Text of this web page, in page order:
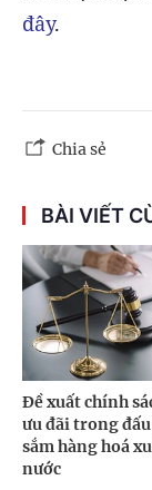
đây.
Chia sẻ
BÀI VIẾT
Đề xuất chính
ưu đãi trong
sắm hàng hoá
nước